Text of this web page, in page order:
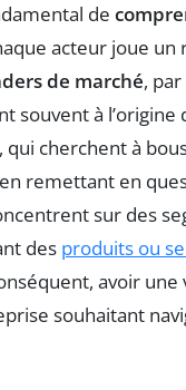
de
acteur joue
de marché,
à l’origine
, qui cherchent à
remettant en
sur des
des produits ou
avoir
souhaitant